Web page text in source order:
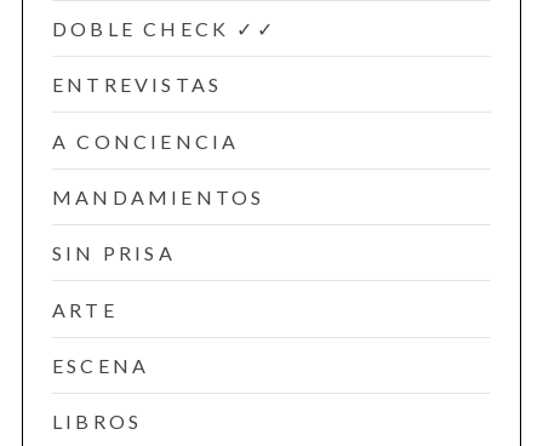
DOBLE CHECK ✓✓
ENTREVISTAS
A CONCIENCIA
MANDAMIENTOS
SIN PRISA
ARTE
ESCENA
LIBROS